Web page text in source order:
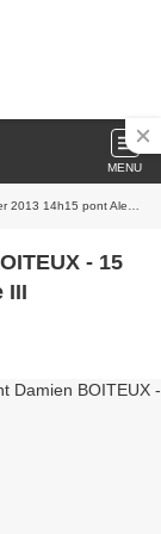
MENU
14h15 pont Alexandre III
- 15
III